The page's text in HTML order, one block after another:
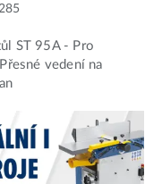
ST 95A - Pro
vedení na